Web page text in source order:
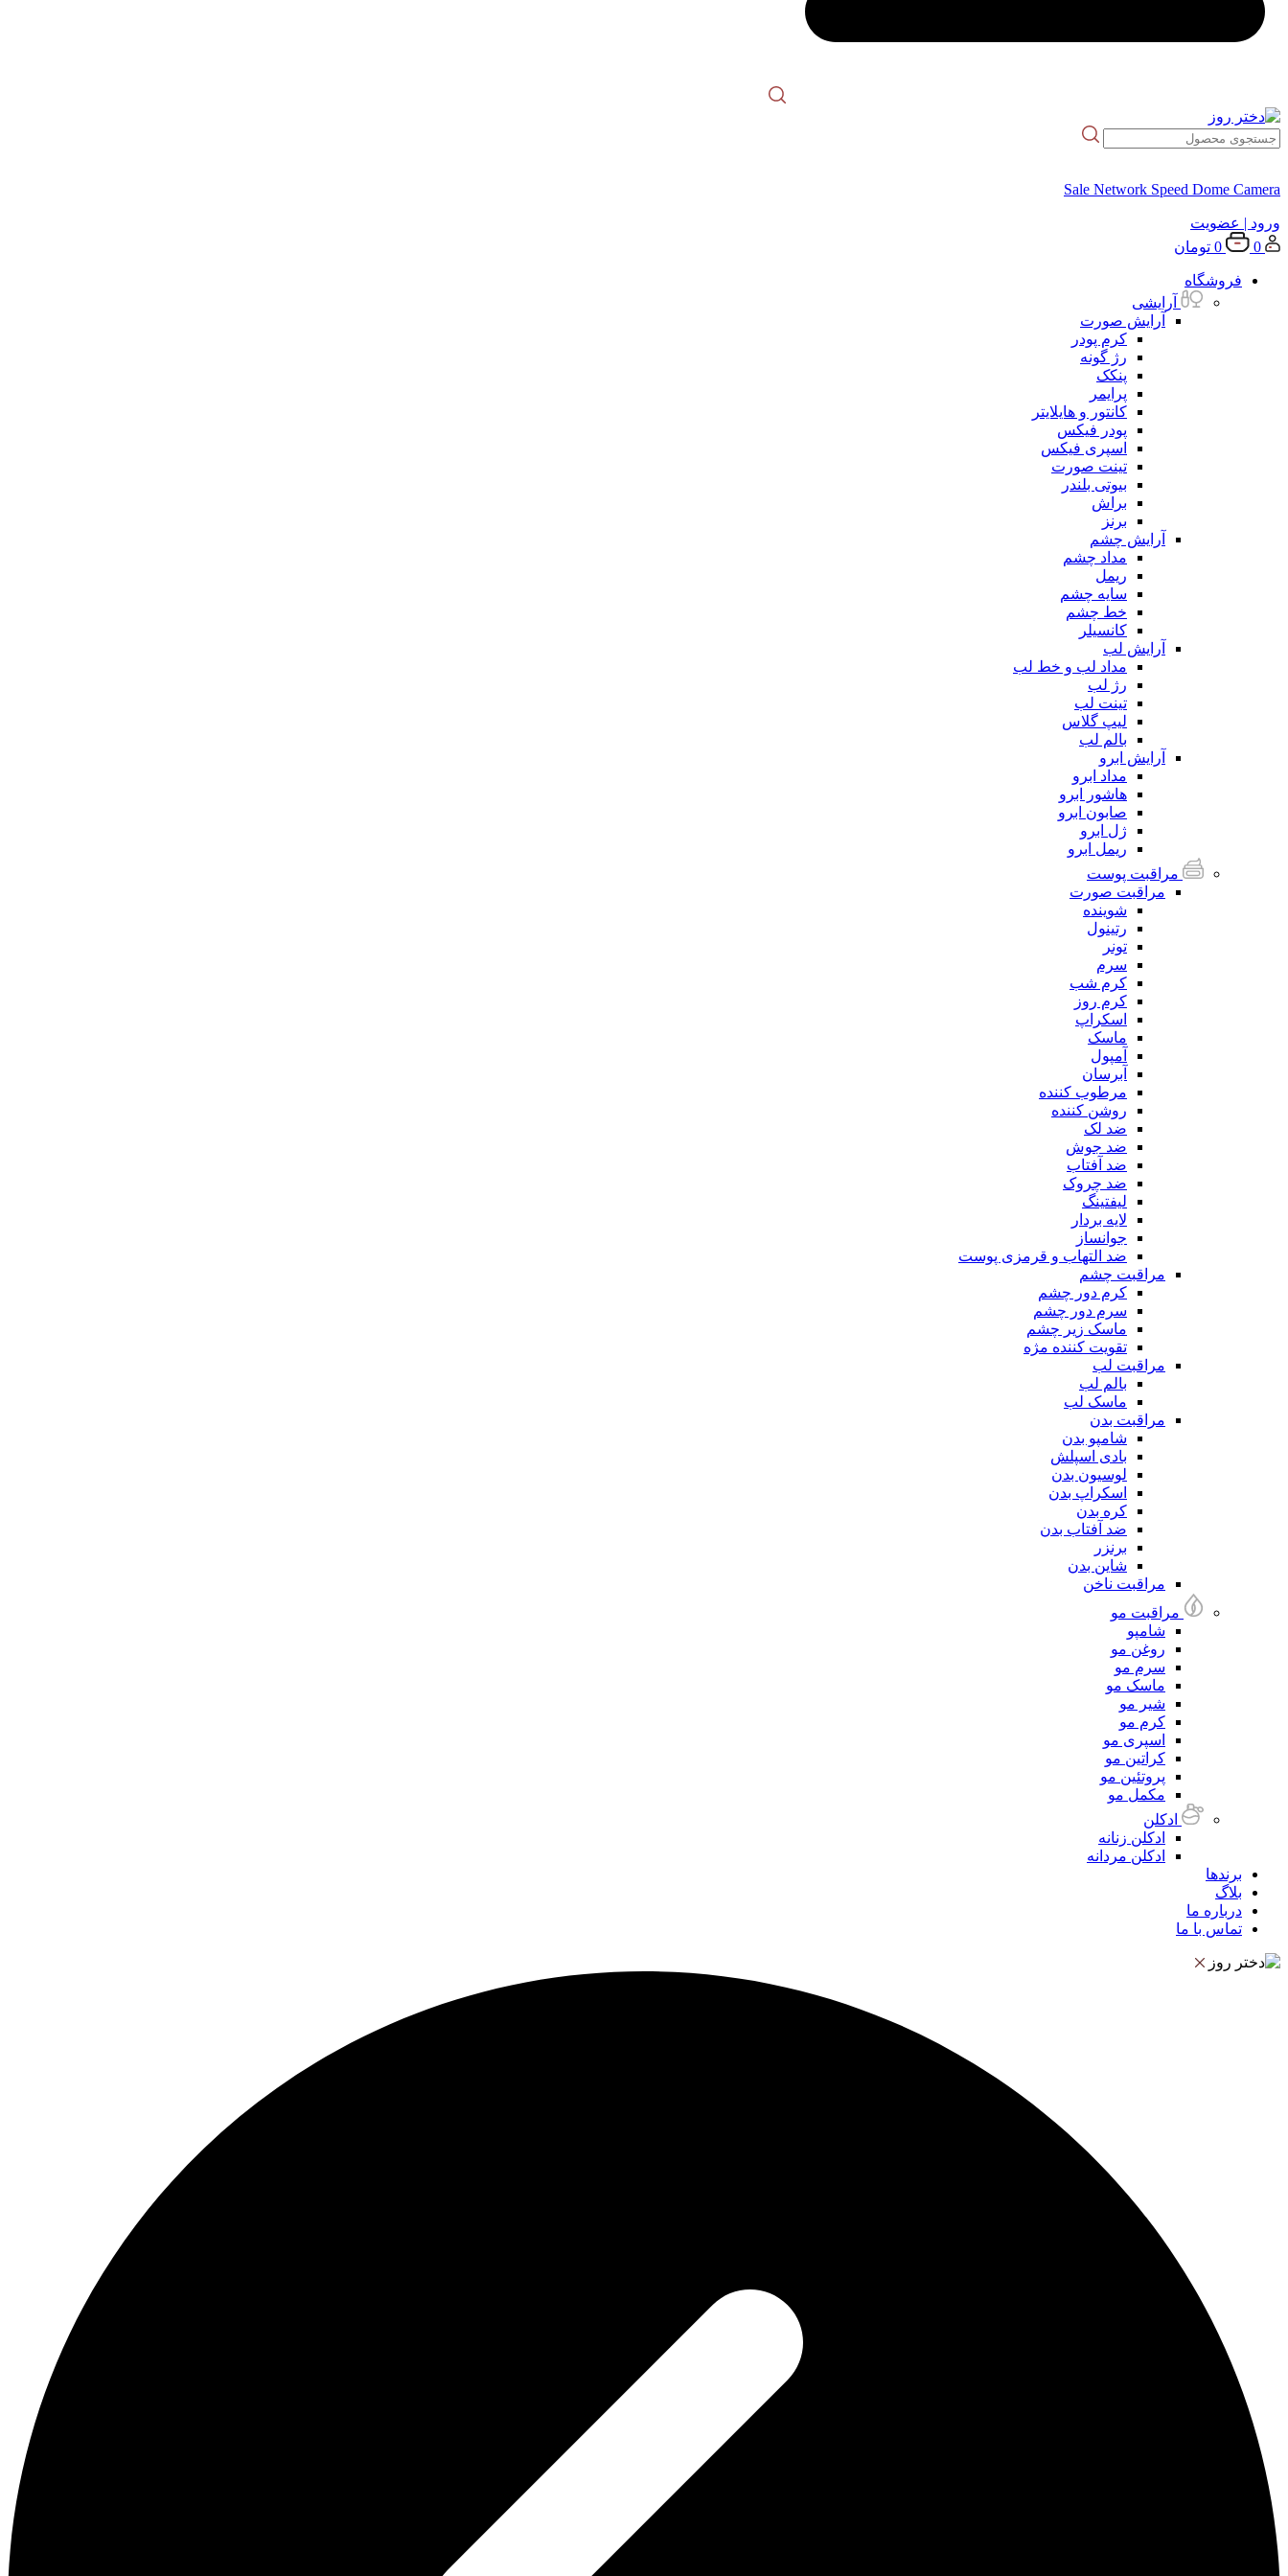
Sale Network Speed Dome Camera
ورود | عضویت
0
0 تومان
فروشگاه
آرایشی
آرایش صورت
کرم پودر
رژ گونه
پنکک
پرایمر
کانتور و هایلایتر
پودر فیکس
اسپری فیکس
تینت صورت
بیوتی بلندر
براش
برنز
آرایش چشم
مداد چشم
ریمل
سایه چشم
خط چشم
کانسیلر
آرایش لب
مداد لب و خط لب
رژ لب
تینت لب
لیپ گلاس
بالم لب
آرایش ابرو
مداد ابرو
هاشور ابرو
صابون ابرو
ژل ابرو
ریمل ابرو
مراقبت پوست
مراقبت صورت
شوینده
رتینول
تونر
سرم
کرم شب
کرم روز
اسکراپ
ماسک
آمپول
آبرسان
مرطوب کننده
روشن کننده
ضد لک
ضد جوش
ضد آفتاب
ضد چروک
لیفتینگ
لایه بردار
جوانساز
ضد التهاب و قرمزی پوست
مراقبت چشم
کرم دور چشم
سرم دور چشم
ماسک زیر چشم
تقویت کننده مژه
مراقبت لب
بالم لب
ماسک لب
مراقبت بدن
شامپو بدن
بادی اسپلش
لوسیون بدن
اسکراپ بدن
کره بدن
ضد آفتاب بدن
برنزر
شاین بدن
مراقبت ناخن
مراقبت مو
شامپو
روغن مو
سرم مو
ماسک مو
شیر مو
کرم مو
اسپری مو
کراتین مو
پروتئین مو
مکمل مو
ادکلن
ادکلن زنانه
ادکلن مردانه
برندها
بلاگ
درباره ما
تماس با ما